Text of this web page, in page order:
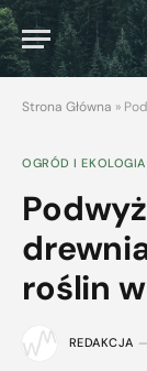
Strona Główna »
OGRÓD I EKOLOGIA
roślin
REDAKCJA